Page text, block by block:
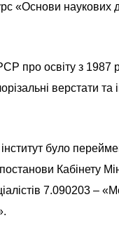
«Основи наукових
про освіту з 1987
верстати та
було
Кабінету
7.090203 –